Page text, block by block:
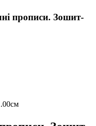
прописи. Зошит-